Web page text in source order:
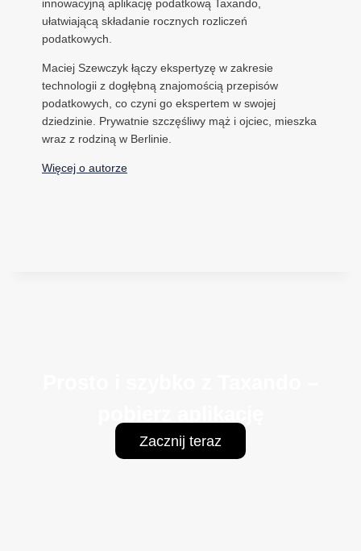
innowacyjną aplikację podatkową Taxando,
ułatwiającą składanie rocznych rozliczeń
podatkowych.
Maciej Szewczyk łączy ekspertyzę w zakresie
technologii z dogłębną znajomością przepisów
podatkowych, co czyni go ekspertem w swojej
dziedzinie. Prywatnie szczęśliwy mąż i ojciec, mieszka
wraz z rodziną w Berlinie.
Więcej o autorze
Zacznij teraz